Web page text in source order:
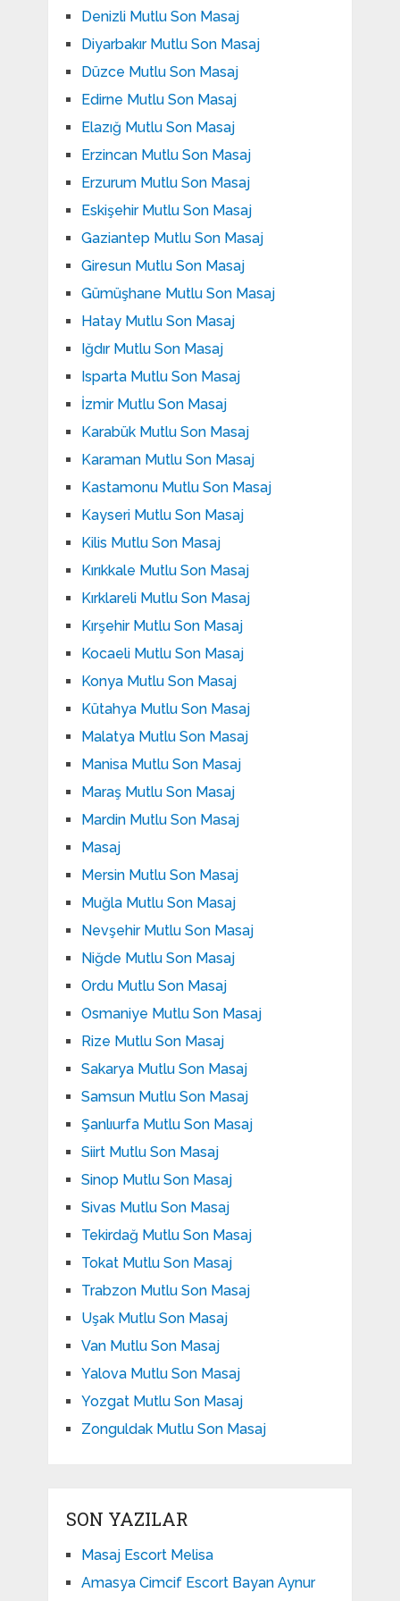
Denizli Mutlu Son Masaj
Diyarbakır Mutlu Son Masaj
Düzce Mutlu Son Masaj
Edirne Mutlu Son Masaj
Elazığ Mutlu Son Masaj
Erzincan Mutlu Son Masaj
Erzurum Mutlu Son Masaj
Eskişehir Mutlu Son Masaj
Gaziantep Mutlu Son Masaj
Giresun Mutlu Son Masaj
Gümüşhane Mutlu Son Masaj
Hatay Mutlu Son Masaj
Iğdır Mutlu Son Masaj
Isparta Mutlu Son Masaj
İzmir Mutlu Son Masaj
Karabük Mutlu Son Masaj
Karaman Mutlu Son Masaj
Kastamonu Mutlu Son Masaj
Kayseri Mutlu Son Masaj
Kilis Mutlu Son Masaj
Kırıkkale Mutlu Son Masaj
Kırklareli Mutlu Son Masaj
Kırşehir Mutlu Son Masaj
Kocaeli Mutlu Son Masaj
Konya Mutlu Son Masaj
Kütahya Mutlu Son Masaj
Malatya Mutlu Son Masaj
Manisa Mutlu Son Masaj
Maraş Mutlu Son Masaj
Mardin Mutlu Son Masaj
Masaj
Mersin Mutlu Son Masaj
Muğla Mutlu Son Masaj
Nevşehir Mutlu Son Masaj
Niğde Mutlu Son Masaj
Ordu Mutlu Son Masaj
Osmaniye Mutlu Son Masaj
Rize Mutlu Son Masaj
Sakarya Mutlu Son Masaj
Samsun Mutlu Son Masaj
Şanlıurfa Mutlu Son Masaj
Siirt Mutlu Son Masaj
Sinop Mutlu Son Masaj
Sivas Mutlu Son Masaj
Tekirdağ Mutlu Son Masaj
Tokat Mutlu Son Masaj
Trabzon Mutlu Son Masaj
Uşak Mutlu Son Masaj
Van Mutlu Son Masaj
Yalova Mutlu Son Masaj
Yozgat Mutlu Son Masaj
Zonguldak Mutlu Son Masaj
SON YAZILAR
Masaj Escort Melisa
Amasya Cimcif Escort Bayan Aynur